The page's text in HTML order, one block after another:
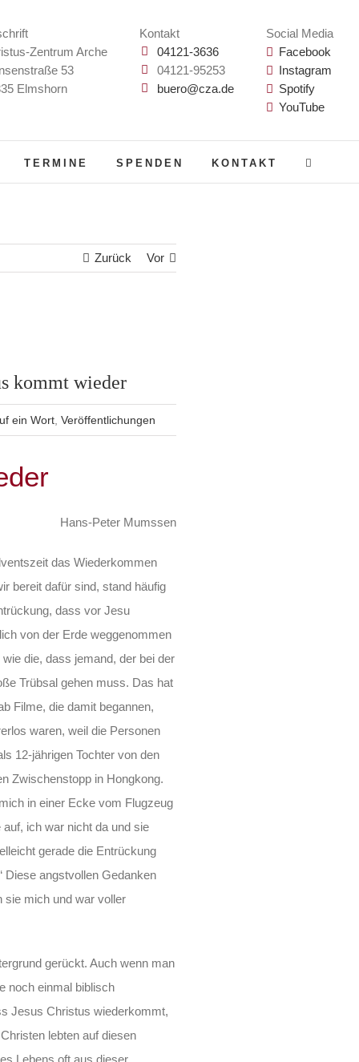
Zentrum Arche
53
Elmshorn
Kontakt
04121-3636
04121-95253
buero@cza.de
Social Media
Facebook
Instagram
Spotify
YouTube
TERMINE SPENDEN KONTAKT
Zurück Vor
kommt wieder
ein Wort ,Veröffentlichungen
Hans-Peter Mumssen
das Wiederkommen
bereit dafür sind, stand häufig
dass vor Jesu
von der Erde weggenommen
die, dass jemand, der bei der
Trübsal gehen muss. Das hat
Filme, die damit begannen,
waren, weil die Personen
12-jährigen Tochter von den
Zwischenstopp in Hongkong.
in einer Ecke vom Flugzeug
ich war nicht da und sie
gerade die Entrückung
Diese angstvollen Gedanken
sie mich und war voller
gerückt. Auch wenn man
noch einmal biblisch
Jesus Christus wiederkommt,
lebten auf diesen
Lebens oft aus dieser